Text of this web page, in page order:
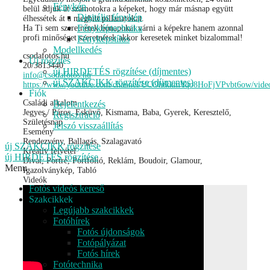
Fénykép
Digitális fénykép
Fényképtechnika
Fényképstílus
Modellkedés
Új rögzítés
új HIRDETÉS rögzítése (díjmentes)
új SZAKCIKK rögzítése (díjmentes)
Fiók
Bejelentkezés
Regisztráció
Jelszó visszaállítás
új SZAKCIKK rögzítése
új HIRDETÉS rögzítése
Menu
Fotós videós kereső
Szakcikkek
Legújabb szakcikkek
Fotóhírek
Fotós újdonságok
Fotópályázat
Fotós hírek
Fotótechnika
belül adjuk át számotokra a képeket, hogy már másnap együtt
élhessétek át a meghitt pillanatokat.
Ha Ti sem szeretnétek hónapokat várni a képekre hanem azonnal
profi minőséget szeretnétek akkor keresetek minket bizalommal!
csodafotos.hu
20/3813440
info@csodafotos.hu
https://www.youtube.com/channel/UCOhtkkmYqo8HoFjVPvbt6ow/
Családi alkalom
Jegyes / Páros, Esküvő, Kismama, Baba, Gyerek, Keresztelő,
Születésnap
Esemény
Rendezvény, Ballagás, Szalagavató
Kreatív felvétel
Divat, Portré, Portfólió, Reklám, Boudoir, Glamour,
Igazolványkép, Tabló
Videók